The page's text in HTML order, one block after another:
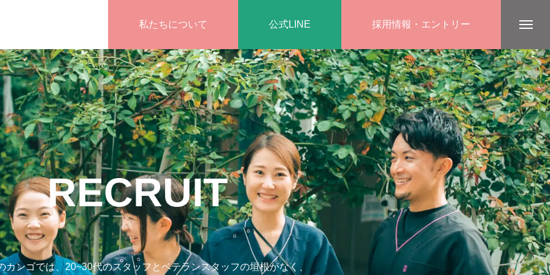
私たちについて 公式LINE 採用情報・エントリー
RECRUIT
カンゴでは、20~30代のスタッフとベテランスタッフの垣根がなく、